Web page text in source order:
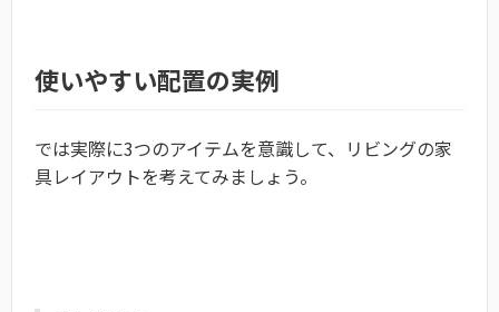
使いやすい配置の実例
では実際に3つのアイテムを意識して、リビングの家
具レイアウトを考えてみましょう。